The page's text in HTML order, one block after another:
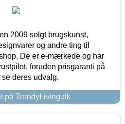
2009 solgt brugskunst,
og andre ting til
De er e-mærkede og har
foruden prisgaranti på
deres udvalg.
på TrendyLiving.dk